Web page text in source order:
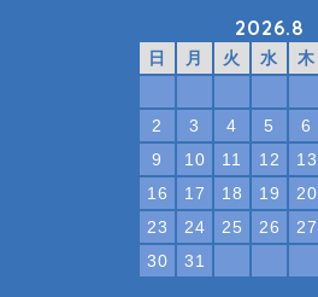
2026.8
日 月 火 水 木
2
3 4 5 6
9
10 11 12 13
16
17 18 19 20
23
24 25 26 27
30
31